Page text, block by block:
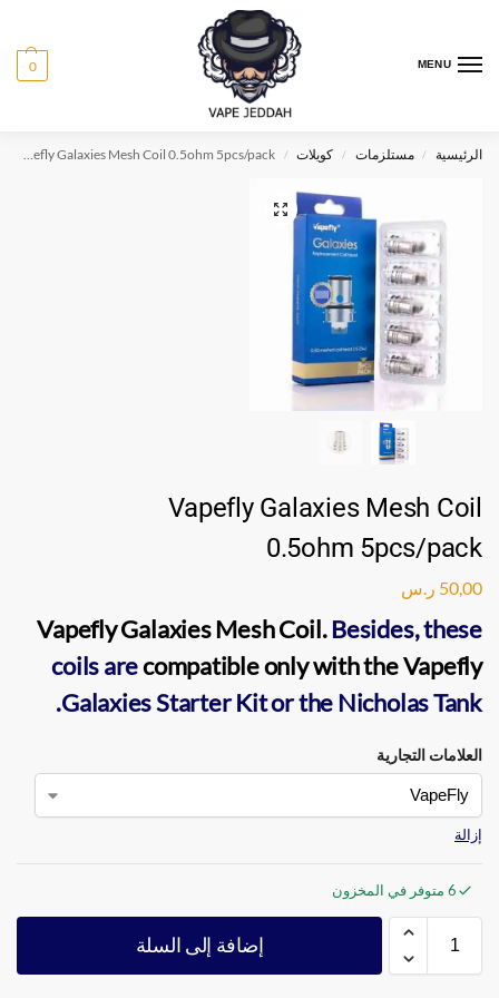
MENU
0
الرئيسية / مستلزمات / كويلات /
Vapefly Galaxies Mesh Coil 0.5ohm 5pcs/pack
Vapefly Galaxies Mesh Coil
0.5ohm 5pcs/pack
50,00 ر.س
Vapefly Galaxies Mesh Coil.Besides, these
coils arecompatible only with the Vapefly
Galaxies Starter Kitor theNicholas Tank.
العلامات التجارية
إزالة
6 متوفر في المخزون
إضافة إلى السلة